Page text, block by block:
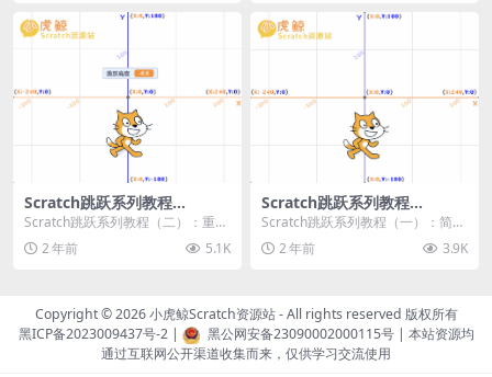
Scratch跳跃系列教程
（二）：重力跳跃
Scratch跳跃系列教程（二）：重力
跳跃 作者：小虎鲸Scratch资源站
按...2 年前 5.1K
Scratch跳跃系列教程
（一）：简单跳跃
Scratch跳跃系列教程（一）：简单
跳跃 作者：小虎鲸Scratch资源站
按...2 年前 3.9K
Copyright © 2026小虎鲸Scratch资源站- All rights reserved 版权所有
黑ICP备2023009437号-2| 黑公网安备23090002000115号| 本站资源均
通过互联网公开渠道收集而来，仅供学习交流使用